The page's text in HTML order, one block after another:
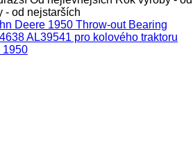
- od nejstarších